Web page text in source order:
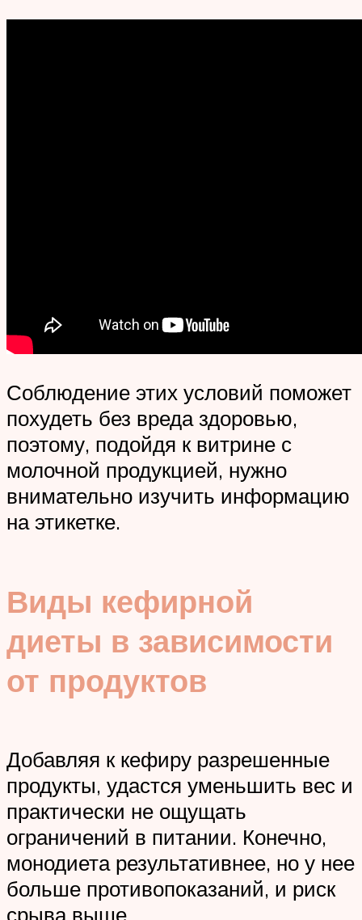
Соблюдение этих условий поможет
похудеть без вреда здоровью,
поэтому, подойдя к витрине с
молочной продукцией, нужно
внимательно изучить информацию
на этикетке.
Виды кефирной
диеты в зависимости
от продуктов
Добавляя к кефиру разрешенные
продукты, удастся уменьшить вес и
практически не ощущать
ограничений в питании. Конечно,
монодиета результативнее, но у нее
больше противопоказаний, и риск
срыва выше.